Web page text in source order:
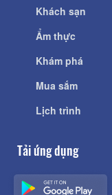
Khách sạn
Ẩm thực
Khám phá
Mua sắm
Lịch trình
Tải ứng dụng